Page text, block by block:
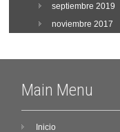
septiembre 2019
noviembre 2017
Main Menu
Inicio